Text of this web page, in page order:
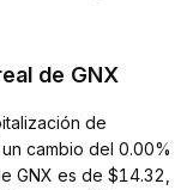
de GNX
de
cambio del 0.00%
GNX es de $14.32,